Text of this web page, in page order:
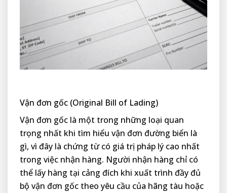
Vận đơn gốc (Original Bill of Lading)
Vận đơn gốc là một trong những loại quan
trọng nhất khi tìm hiểu vận đơn đường biển là
gì, vì đây là chứng từ có giá trị pháp lý cao nhất
trong việc nhận hàng. Người nhận hàng chỉ có
thể lấy hàng tại cảng đích khi xuất trình đầy đủ
bộ vận đơn gốc theo yêu cầu của hãng tàu hoặc